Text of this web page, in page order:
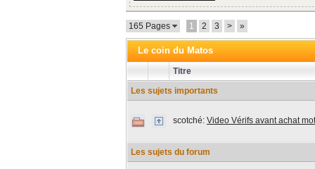
165 Pages 1 2 3 > »
Le coin du Matos
Titre
Les sujets importants
scotché: Video Vérifs avant achat
Les sujets du forum